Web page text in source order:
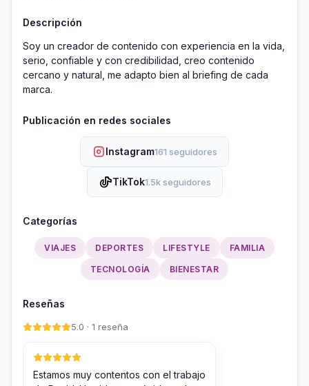
Descripción
Soy un creador de contenido con experiencia en la vida,
serio, confiable y con credibilidad, creo contenido
cercano y natural, me adapto bien al briefing de cada
marca.
Publicación en redes sociales
Instagram161 seguidores
TikTok1.5k seguidores
Categorías
VIAJES DEPORTES LIFESTYLE FAMILIA
TECNOLOGÍA BIENESTAR
Reseñas
5.0 · 1 reseña
Estamos muy contentos con el trabajo